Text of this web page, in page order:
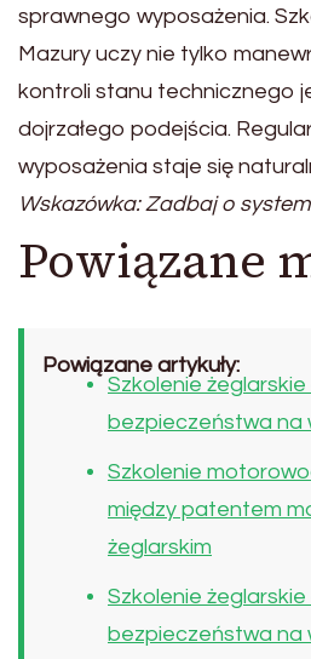
sprawnego wyposażenia.
Mazury uczy nie tylko
kontroli stanu technicznego
dojrzałego podejścia.
wyposażenia staje się
Wskazówka: Zadbaj o
Powiązane
Powiązane artykuły:
Szkolenie
bezpieczeństwa na
Szkolenie
między patentem
żeglarskim
Szkolenie
bezpieczeństwa na